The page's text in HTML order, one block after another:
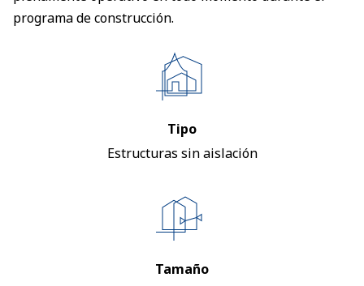
programa de construcción.
Tipo
Estructuras sin aislación
Tamaño